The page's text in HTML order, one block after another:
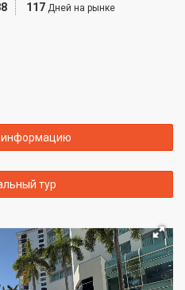
117 Дней на рынке
информацию
тур